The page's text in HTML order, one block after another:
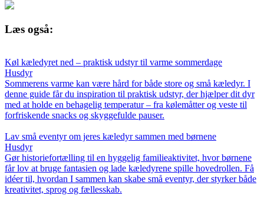
Læs også:
Køl kæledyret ned – praktisk udstyr til varme sommerdage
Husdyr
Sommerens varme kan være hård for både store og små kæledyr. I
denne guide får du inspiration til praktisk udstyr, der hjælper dit dyr
med at holde en behagelig temperatur – fra kølemåtter og veste til
forfriskende snacks og skyggefulde pauser.
Lav små eventyr om jeres kæledyr sammen med børnene
Husdyr
Gør historiefortælling til en hyggelig familieaktivitet, hvor børnene
får lov at bruge fantasien og lade kæledyrene spille hovedrollen. Få
idéer til, hvordan I sammen kan skabe små eventyr, der styrker både
kreativitet, sprog og fællesskab.